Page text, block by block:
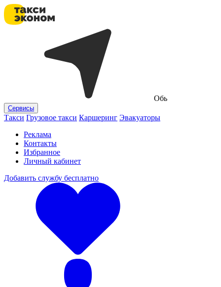
Обь
Сервисы
Такси Грузовое такси Каршеринг Эвакуаторы
Реклама
Контакты
Избранное
Личный кабинет
Добавить службу бесплатно